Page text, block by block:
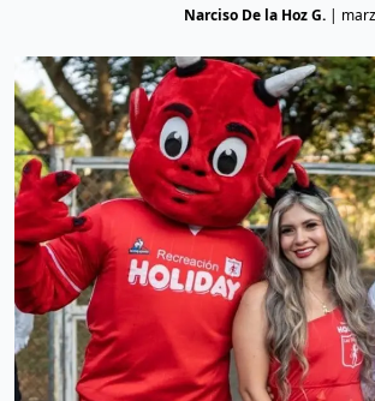
Narciso De la Hoz G.|